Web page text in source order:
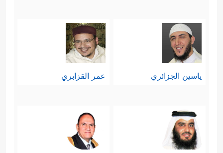
ياسين الجزائري عمر القزابري